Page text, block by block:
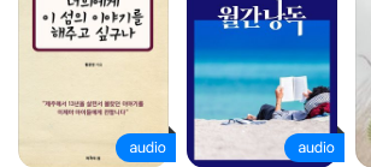
럼 밟고/물을 무사히 건넌다는 사실”―「사실」). 삶-
을, 그리고 정치(적 용어)를 들이고 콜라주하는 일
시들을(“자면서 벌어진 입술로 새어 나오는 잠꼬대
믿으라는 말인가/나는 오랫동안 묻곤 했습니다//
면서/ 당신은 스스로 답했습니다:/나는 세상의 빛
리지는 않았죠/ 한낮이 아니라/별들이 아니라/용